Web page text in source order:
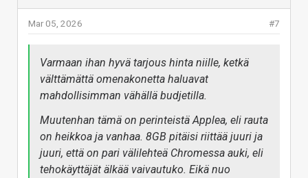
vai näppäimistö, vai näyttö, vai usbitikku, vai
kamera, ulkoinen kovalevy, jne.
portti on vain USB2.0 nopeuksinen? Nyt on kyllä
halpuutusta!!
#7
Mar 05, 2026
Varmaan ihan hyvä tarjous hinta niille, ketkä
välttämättä omenakonetta haluavat
mahdollisimman vähällä budjetilla.
Muutenhan tämä on perinteistä Applea, eli rauta
on heikkoa ja vanhaa. 8GB pitäisi riittää juuri ja
juuri, että on pari välilehteä Chromessa auki, eli
tehokäyttäjät älkää vaivautuko. Eikä nuo